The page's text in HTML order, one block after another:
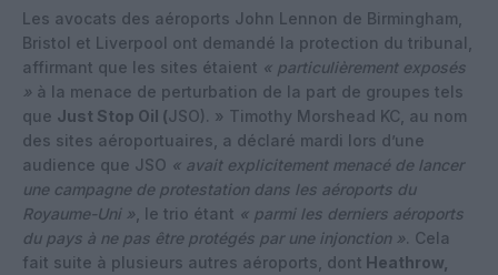
Les avocats des aéroports John Lennon de Birmingham,
Bristol et Liverpool ont demandé la protection du tribunal,
affirmant que les sites étaient « particulièrement exposés
» à la menace de perturbation de la part de groupes tels
que Just Stop Oil (JSO). » Timothy Morshead KC, au nom
des sites aéroportuaires, a déclaré mardi lors d’une
audience que JSO « avait explicitement menacé de lancer
une campagne de protestation dans les aéroports du
Royaume-Uni » , le trio étant « parmi les derniers aéroports
du pays à ne pas être protégés par une injonction ». Cela
fait suite à plusieurs autres aéroports, dont Heathrow,